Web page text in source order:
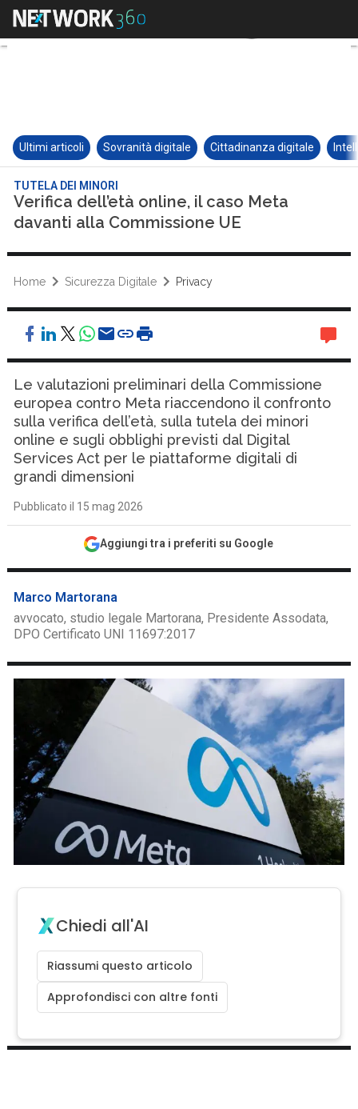
Ultimi articoli Sovranità digitale Cittadinanza digitale
TUTELA DEI MINORI
Verifica dell’età online, il caso Meta
davanti alla Commissione UE
Home Sicurezza Digitale Privacy
Le valutazioni preliminari della Commissione
europea contro Meta riaccendono il confronto
sulla verifica dell’età, sulla tutela dei minori
online e sugli obblighi previsti dal Digital
Services Act per le piattaforme digitali di
grandi dimensioni
Pubblicato il 15 mag 2026
Aggiungi tra i preferiti su Google
Marco Martorana
avvocato, studio legale Martorana, Presidente Assodata,
DPO Certificato UNI 11697:2017
Chiedi all'AI
Riassumi questo articolo
Approfondisci con altre fonti